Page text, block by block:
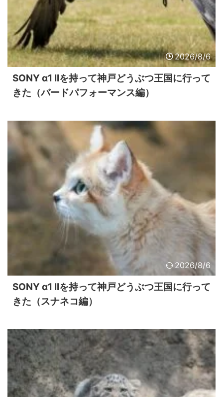
2026/8/6
SONY α1 IIを持って神戸どうぶつ王国に行って
きた（バードパフォーマンス編）
2026/8/6
SONY α1 IIを持って神戸どうぶつ王国に行って
きた（スナネコ編）